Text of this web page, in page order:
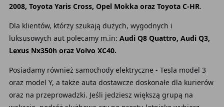
2008, Toyota Yaris Cross, Opel Mokka oraz Toyota C-HR.
Dla klientów, którzy szukają dużych, wygodnych i
luksusowych aut polecamy m.in: Audi Q8 Quattro, Audi Q3,
Lexus Nx350h oraz Volvo XC40.
Posiadamy również samochody elektryczne - Tesla model 3
oraz model Y, a także auta dostawcze doskonałe dla kurierów
oraz na przeprowadzki. Jeśli jedziesz większą grupą na